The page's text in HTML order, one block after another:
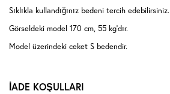
Sıklıkla kullandığınız bedeni tercih edebilirsiniz.
Görseldeki model 170 cm, 55 kg'dır.
Model üzerindeki ceket S bedendir.
İADE KOŞULLARI